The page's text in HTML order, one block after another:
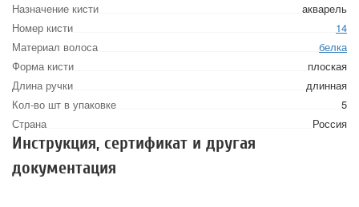
Назначение кисти
акварель
Номер кисти
14
Материал волоса
белка
Форма кисти
плоская
Длина ручки
длинная
Кол-во шт в упаковке
5
Страна
Россия
Инструкция, сертификат и другая
документация